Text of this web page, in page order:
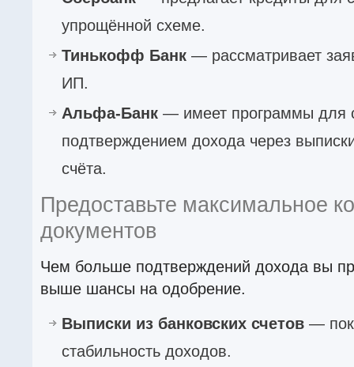
упрощённой схеме.
Тинькофф Банк — рассматривает
ИП.
Альфа-Банк — имеет программы для
подтверждением дохода через
счёта.
Предоставьте максимальное
документов
Чем больше подтверждений дохода вы
выше шансы на одобрение.
Выписки из банковских счетов —
стабильность доходов.